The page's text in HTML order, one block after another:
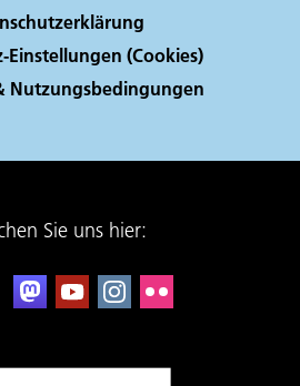
Einstellungen (Cookies)
Nutzungsbedingungen
Sie uns hier: